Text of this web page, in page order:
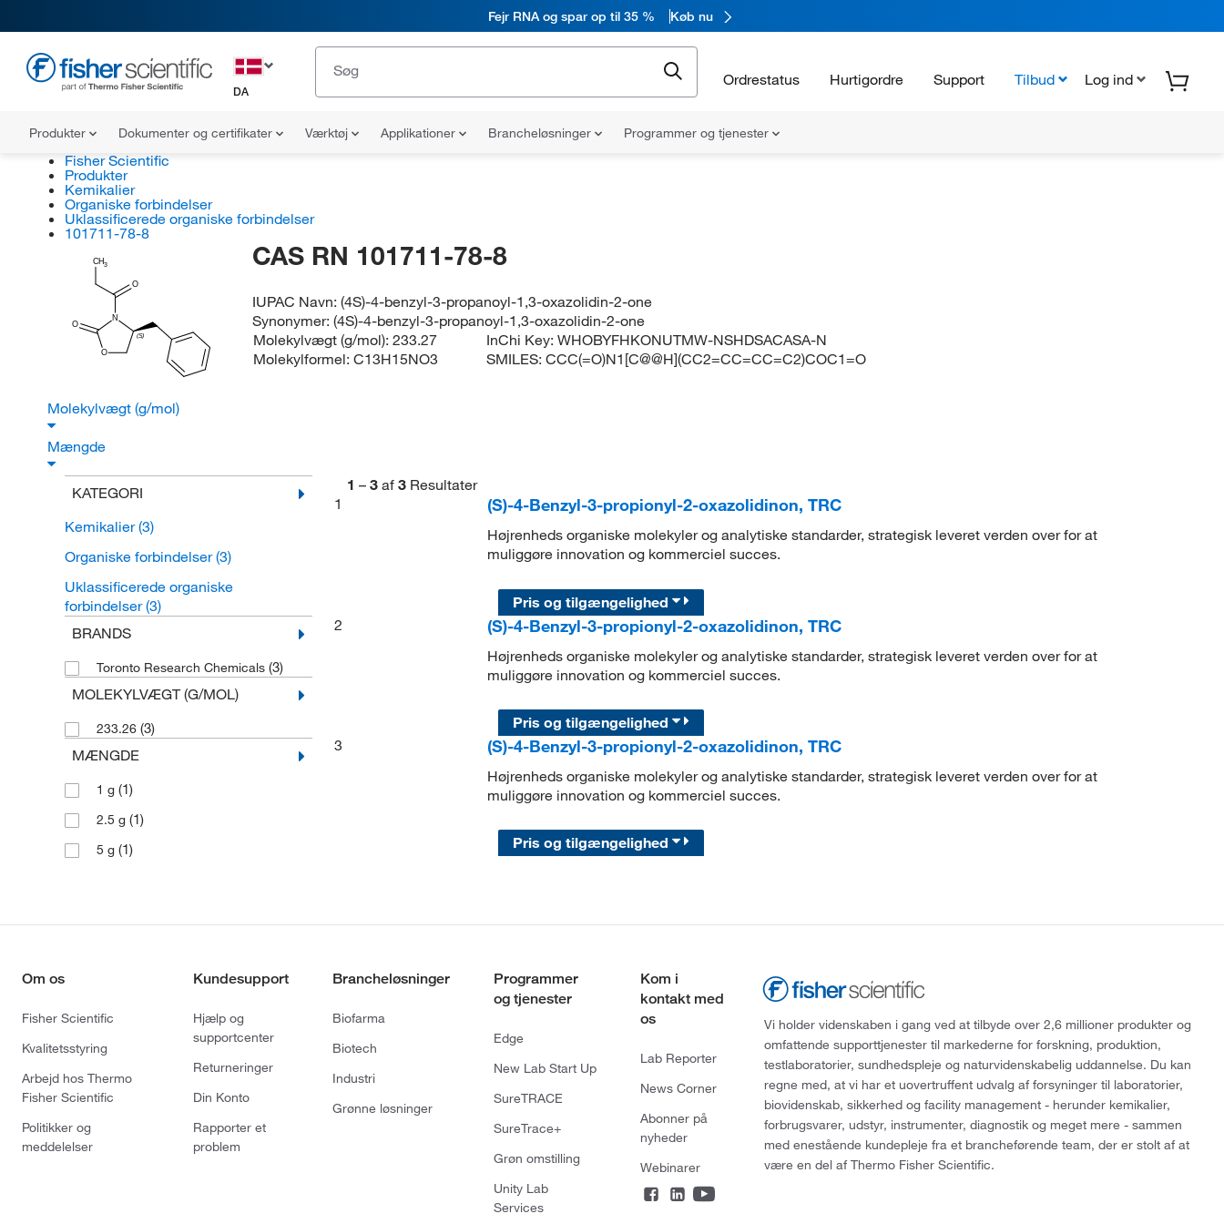
Fejr RNA og spar op til 35 % Køb nu
DA
Ordrestatus Hurtigordre Support Tilbud Log ind
Produkter Dokumenter og certifikater Værktøj Applikationer Brancheløsninger Programmer og tjenester
Fisher Scientific
Produkter
Kemikalier
Organiske forbindelser
Uklassificerede organiske forbindelser
101711-78-8
CH3
O
N
(S)
O
O
CAS RN 101711-78-8
IUPAC Navn:(4S)-4-benzyl-3-propanoyl-1,3-oxazolidin-2-one
Synonymer:(4S)-4-benzyl-3-propanoyl-1,3-oxazolidin-2-one
Molekylvægt (g/mol): 233.27
Molekylformel: C13H15NO3
InChi Key:WHOBYFHKONUTMW-NSHDSACASA-N
SMILES:CCC(=O)N1[C@@H](CC2=CC=CC=C2)COC1=O
Molekylvægt (g/mol)
Mængde
KATEGORI
Kemikalier(3)
Organiske forbindelser(3)
Uklassificerede organiske
forbindelser(3)
BRANDS
Toronto Research Chemicals (3)
MOLEKYLVÆGT (G/MOL)
233.26 (3)
MÆNGDE
1 g (1)
2.5 g (1)
5 g (1)
1 – 3 af 3 Resultater
1
(S)-4-Benzyl-3-propionyl-2-oxazolidinon, TRC
Højrenheds organiske molekyler og analytiske standarder, strategisk leveret verden over for at
muliggøre innovation og kommerciel succes.
Pris og tilgængelighed
2
(S)-4-Benzyl-3-propionyl-2-oxazolidinon, TRC
Højrenheds organiske molekyler og analytiske standarder, strategisk leveret verden over for at
muliggøre innovation og kommerciel succes.
Pris og tilgængelighed
3
(S)-4-Benzyl-3-propionyl-2-oxazolidinon, TRC
Højrenheds organiske molekyler og analytiske standarder, strategisk leveret verden over for at
muliggøre innovation og kommerciel succes.
Pris og tilgængelighed
Om os
Fisher Scientific
Kvalitetsstyring
Arbejd hos Thermo
Fisher Scientific
Politikker og
meddelelser
Kundesupport
Hjælp og
supportcenter
Returneringer
Din Konto
Rapporter et
problem
Brancheløsninger
Biofarma
Biotech
Industri
Grønne løsninger
Programmer
og tjenester
Edge
New Lab Start Up
SureTRACE
SureTrace+
Grøn omstilling
Unity Lab
Services
Kom i
kontakt med
os
Lab Reporter
News Corner
Abonner på
nyheder
Webinarer
Vi holder videnskaben i gang ved at tilbyde over 2,6 millioner produkter og
omfattende supporttjenester til markederne for forskning, produktion,
testlaboratorier, sundhedspleje og naturvidenskabelig uddannelse. Du kan
regne med, at vi har et uovertruffent udvalg af forsyninger til laboratorier,
biovidenskab, sikkerhed og facility management - herunder kemikalier,
forbrugsvarer, udstyr, instrumenter, diagnostik og meget mere - sammen
med enestående kundepleje fra et brancheførende team, der er stolt af at
være en del af Thermo Fisher Scientific.